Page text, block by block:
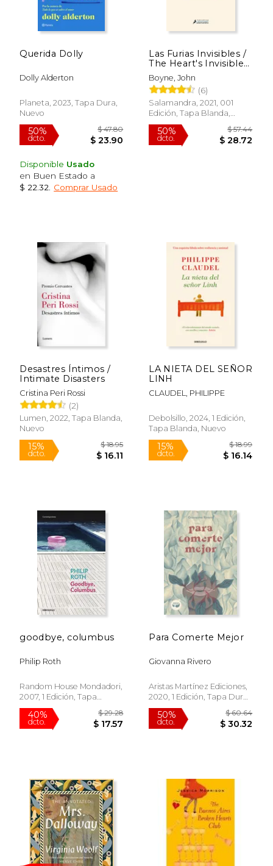
dcto. $ 27.82
40%
dcto.
Querida Dolly
Dolly Alderton
Planeta, 2023, Tapa Dura,
Nuevo
50%
dcto.
Disponible Usado
en Buen Estado a
$ 22.32
Comprar Usado
Las Furias Invisibles /
The Heart's Invisible
Furies
Boyne, John
(6)
Salamandra, 2021, 001
Edición, Tapa Blanda,
Nuevo
50%
dcto.
Desastres Íntimos /
Intimate Disasters
Cristina Peri Rossi
(2)
Lumen, 2022, Tapa Blanda,
Nuevo
LA NIETA DEL SEÑOR
LINH
CLAUDEL, PHILIPPE
Debolsillo, 2024, 1 Edición,
Tapa Blanda, Nuevo
goodbye, columbus
Philip Roth
Random House Mondadori,
2007, 1 Edición, Tapa
Blanda, Nuevo
Para Comerte Mejor
Giovanna Rivero
Aristas Martínez Ediciones,
2020, 1 Edición, Tapa Dura,
Nuevo